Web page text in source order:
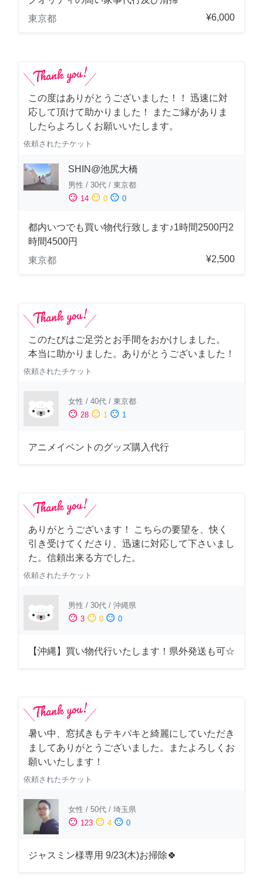
東京都
¥6,000
この度はありがとうございました！！ 迅速に対
応して頂けて助かりました！ またご縁がありま
したらよろしくお願いいたします。
依頼されたチケット
SHIN@池尻大橋
男性 / 30代 / 東京都
sentiment_satisfied 14 sentiment_neutral 0 sentiment_dissatisfied 0
都内いつでも買い物代行致します♪1時間2500円2
時間4500円
東京都
¥2,500
このたびはご足労とお手間をおかけしました。
本当に助かりました。ありがとうございました！
依頼されたチケット
女性 / 40代 / 東京都
sentiment_satisfied 28 sentiment_neutral 1 sentiment_dissatisfied 1
アニメイベントのグッズ購入代行
ありがとうございます！ こちらの要望を、快く
引き受けてくださり、迅速に対応して下さいまし
た。信頼出来る方でした。
依頼されたチケット
男性 / 30代 / 沖縄県
sentiment_satisfied 3 sentiment_neutral 0 sentiment_dissatisfied 0
【沖縄】買い物代行いたします！県外発送も可☆
暑い中、窓拭きもテキパキと綺麗にしていただき
ましてありがとうございました。またよろしくお
願いいたします！
依頼されたチケット
女性 / 50代 / 埼玉県
sentiment_satisfied 123 sentiment_neutral 4 sentiment_dissatisfied 0
ジャスミン様専用 9/23(木)お掃除🍀